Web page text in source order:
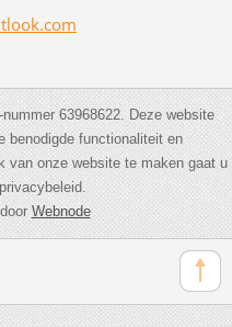
ok.com
63968622. Deze website
benodigde functionaliteit en
van onze website te maken gaat u
Webnode